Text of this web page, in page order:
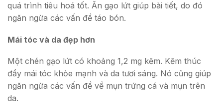
quá trình tiêu hoá tốt. Ăn gạo lứt giúp bài tiết, do đó
ngăn ngừa các vấn đề táo bón.
Mái tóc và da đẹp hơn
Một chén gạo lứt có khoảng 1,2 mg kẽm. Kẽm thúc
đẩy mái tóc khỏe mạnh và da tươi sáng. Nó cũng giúp
ngăn ngừa các vấn đề về mụn trứng cá và mụn trên
da.